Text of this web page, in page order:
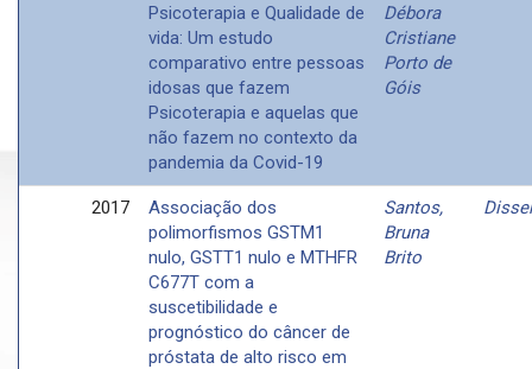
Psicoterapia e Qualidade de
vida: Um estudo
comparativo entre pessoas
idosas que fazem
Psicoterapia e aquelas que
não fazem no contexto da
pandemia da Covid-19
Débora
Cristiane
Porto de
Góis
2017
Associação dos
polimorfismos GSTM1
nulo, GSTT1 nulo e MTHFR
C677T com a
suscetibilidade e
prognóstico do câncer de
próstata de alto risco em
Santos,
Bruna
Brito